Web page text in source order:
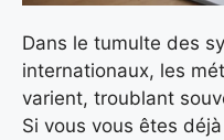
Dans le tumulte des
internationaux, les
varient, troublant
Si vous vous êtes